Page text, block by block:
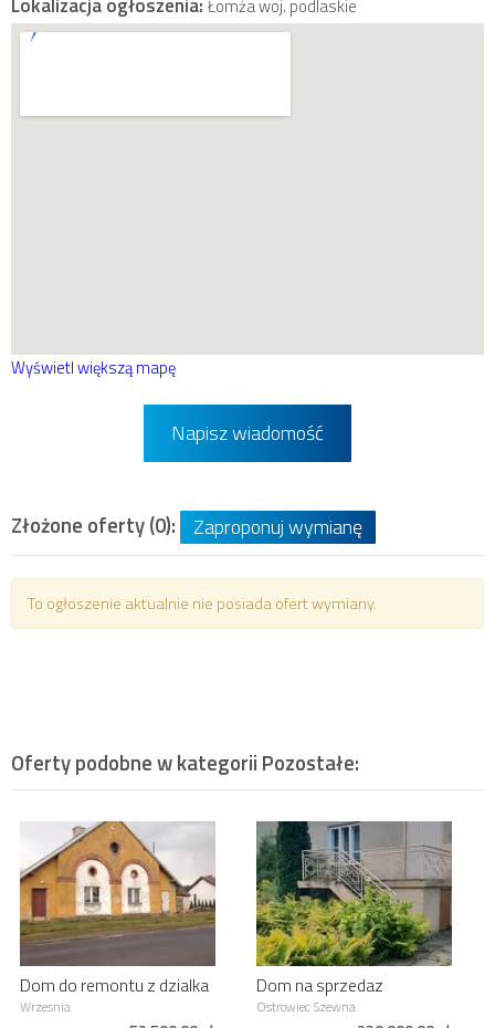
Łomża woj. podlaskie
Wyświetl większą mapę
Napisz wiadomość
Złożone oferty (0): Zaproponuj wymianę
To ogłoszenie aktualnie nie posiada ofert wymiany.
Oferty podobne w kategorii Pozostałe:
Dom do remontu z dzialka
Wrzesnia
Dom na sprzedaz
Ostrowiec Szewna